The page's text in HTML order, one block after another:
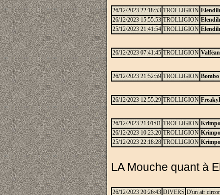
26/12/2023 22:18:53 TROLLIGION
26/12/2023 15:55:53 TROLLIGION
25/12/2023 21:41:54 TROLLIGION
26/12/2023 07:41:45 TROLLIGION Valfëan
26/12/2023 21:52:59 TROLLIGION Bombo
26/12/2023 12:55:29 TROLLIGION
26/12/2023 21:01:01 TROLLIGION Krimpo
26/12/2023 10:23:20 TROLLIGION Krimpo
25/12/2023 22:18:28 TROLLIGION Krimpo
LA Mouche quant à
26/12/2023 20:26:43 DIVERS D'un air